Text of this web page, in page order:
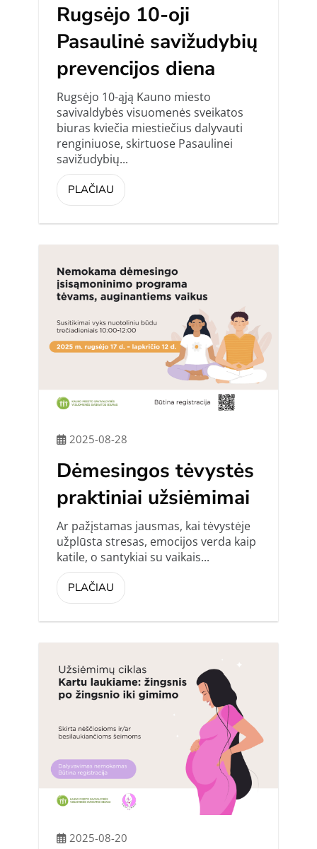
Rugsėjo 10-oji
Pasaulinė savižudybių
prevencijos diena
Rugsėjo 10-ąją Kauno miesto
savivaldybės visuomenės sveikatos
biuras kviečia miestiečius dalyvauti
renginiuose, skirtuose Pasaulinei
savižudybių...
PLAČIAU
2025-08-28
Dėmesingos tėvystės
praktiniai užsiėmimai
Ar pažįstamas jausmas, kai tėvystėje
užplūsta stresas, emocijos verda kaip
katile, o santykiai su vaikais...
PLAČIAU
2025-08-20